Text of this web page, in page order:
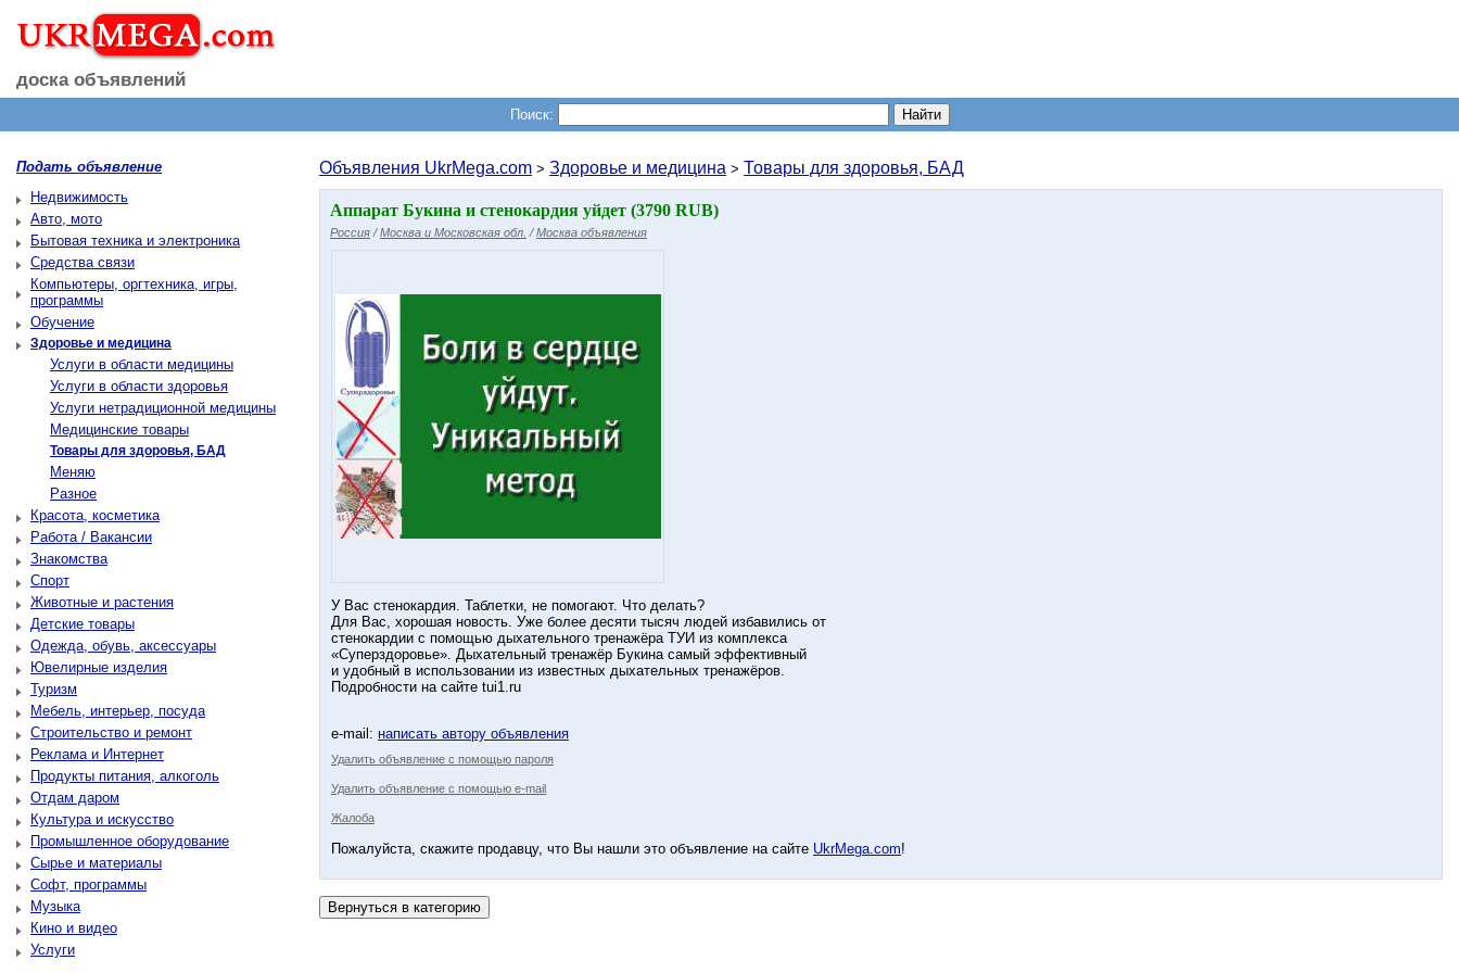
доска объявлений
Поиск:
Подать объявление
Недвижимость
Авто, мото
Бытовая техника и электроника
Средства связи
Компьютеры, оргтехника, игры,
программы
Обучение
Здоровье и медицина
Услуги в области медицины
Услуги в области здоровья
Услуги нетрадиционной медицины
Медицинские товары
Товары для здоровья, БАД
Меняю
Разное
Красота, косметика
Работа / Вакансии
Знакомства
Спорт
Животные и растения
Детские товары
Одежда, обувь, аксессуары
Ювелирные изделия
Туризм
Мебель, интерьер, посуда
Строительство и ремонт
Реклама и Интернет
Продукты питания, алкоголь
Отдам даром
Культура и искусство
Промышленное оборудование
Сырье и материалы
Софт, программы
Музыка
Кино и видео
Услуги
Объявления UkrMega.com > Здоровье и медицина > Товары для здоровья, БАД
Аппарат Букина и стенокардия уйдет (3790 RUB)
Россия /Москва и Московская обл. /Москва объявления
У Вас стенокардия. Таблетки, не помогают. Что делать?
Для Вас, хорошая новость. Уже более десяти тысяч людей избавились от
стенокардии с помощью дыхательного тренажёра ТУИ из комплекса
«Суперздоровье». Дыхательный тренажёр Букина самый эффективный
и удобный в использовании из известных дыхательных тренажёров.
Подробности на сайте tui1.ru
e-mail: написать автору объявления
Удалить объявление с помощью пароля
Удалить объявление с помощью e-mail
Жалоба
Пожалуйста, скажите продавцу, что Вы нашли это объявление на сайте UkrMega.com!